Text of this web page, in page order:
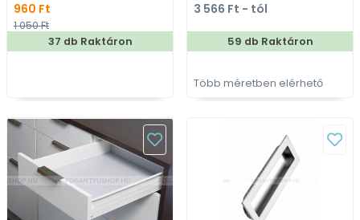
960 Ft
1 050 Ft
37 db Raktáron
színes fém
bútorfogantyú
3 566 Ft - tól
59 db Raktáron
Több méretben elérhető